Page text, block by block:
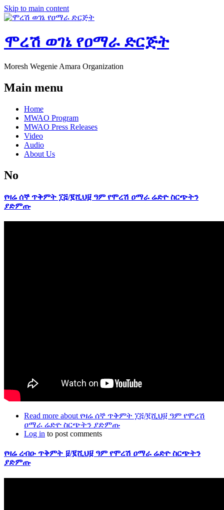
Skip to main content
ሞረሽ ወገኔ የዐማራ ድርጅት
Moresh Wegenie Amara Organization
Main menu
Home
MWAO Program
MWAO Press Releases
Video
Audio
About Us
No
የዛሬ ሰኞ ጥቅምት ፲፭/፪ሺህ፱ ዓም የሞረሽ ዐማራ ሬድዮ ስርጭትን
ያድምጡ
Read more about የዛሬ ሰኞ ጥቅምት ፲፭/፪ሺህ፱ ዓም የሞረሽ
ዐማራ ሬድዮ ስርጭትን ያድምጡ
Log in to post comments
የዛሬ ረብዑ ጥቅምት ፱/፪ሺህ፱ ዓም የሞረሽ ዐማራ ሬድዮ ስርጭትን
ያድምጡ